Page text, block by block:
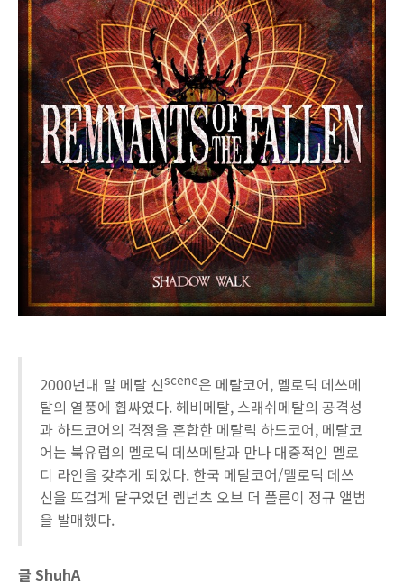
2000년대 말 메탈 신scene은 메탈코어, 멜로딕 데쓰메
탈의 열풍에 휩싸였다. 헤비메탈, 스래쉬메탈의 공격성
과 하드코어의 격정을 혼합한 메탈릭 하드코어, 메탈코
어는 북유럽의 멜로딕 데쓰메탈과 만나 대중적인 멜로
디 라인을 갖추게 되었다. 한국 메탈코어/멜로딕 데쓰
신을 뜨겁게 달구었던 렘넌츠 오브 더 폴른이 정규 앨범
을 발매했다.
글 ShuhA